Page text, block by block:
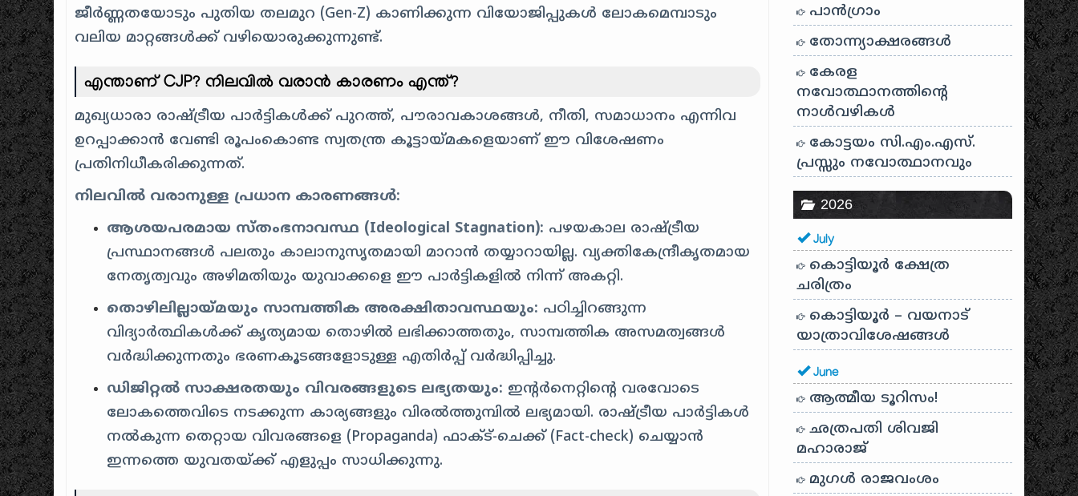
ജീർണ്ണതയോടും പുതിയ തലമുറ (Gen-Z) കാണിക്കുന്ന വിയോജിപ്പുകൾ ലോകമെമ്പാടും
വലിയ മാറ്റങ്ങൾക്ക് വഴിയൊരുക്കുന്നുണ്ട്.
എന്താണ് CJP? നിലവിൽ വരാൻ കാരണം എന്ത്?
മുഖ്യധാരാ രാഷ്ട്രീയ പാർട്ടികൾക്ക് പുറത്ത്, പൗരാവകാശങ്ങൾ, നീതി, സമാധാനം എന്നിവ
ഉറപ്പാക്കാൻ വേണ്ടി രൂപംകൊണ്ട സ്വതന്ത്ര കൂട്ടായ്മകളെയാണ് ഈ വിശേഷണം
പ്രതിനിധീകരിക്കുന്നത്.
നിലവിൽ വരാനുള്ള പ്രധാന കാരണങ്ങൾ:
ആശയപരമായ സ്തംഭനാവസ്ഥ (Ideological Stagnation): പഴയകാല രാഷ്ട്രീയ
പ്രസ്ഥാനങ്ങൾ പലതും കാലാനുസൃതമായി മാറാൻ തയ്യാറായില്ല. വ്യക്തികേന്ദ്രീകൃതമായ
നേതൃത്വവും അഴിമതിയും യുവാക്കളെ ഈ പാർട്ടികളിൽ നിന്ന് അകറ്റി.
തൊഴിലില്ലായ്മയും സാമ്പത്തിക അരക്ഷിതാവസ്ഥയും: പഠിച്ചിറങ്ങുന്ന
വിദ്യാർത്ഥികൾക്ക് കൃത്യമായ തൊഴിൽ ലഭിക്കാത്തതും, സാമ്പത്തിക അസമത്വങ്ങൾ
വർദ്ധിക്കുന്നതും ഭരണകൂടങ്ങളോടുള്ള എതിർപ്പ് വർദ്ധിപ്പിച്ചു.
ഡിജിറ്റൽ സാക്ഷരതയും വിവരങ്ങളുടെ ലഭ്യതയും: ഇന്റർനെറ്റിന്റെ വരവോടെ
ലോകത്തെവിടെ നടക്കുന്ന കാര്യങ്ങളും വിരൽത്തുമ്പിൽ ലഭ്യമായി. രാഷ്ട്രീയ പാർട്ടികൾ
നൽകുന്ന തെറ്റായ വിവരങ്ങളെ (Propaganda) ഫാക്ട്-ചെക്ക് (Fact-check) ചെയ്യാൻ
ഇന്നത്തെ യുവതയ്ക്ക് എളുപ്പം സാധിക്കുന്നു.
പാന്‍ഗ്രാം
തോന്ന്യാക്ഷരങ്ങള്‍
കേരള
നവോത്ഥാനത്തിന്റെ
നാൾവഴികൾ
കോട്ടയം സി.എം.എസ്.
പ്രസ്സും നവോത്ഥാനവും
2026
July
കൊട്ടിയൂർ ക്ഷേത്ര
ചരിത്രം
കൊട്ടിയൂർ – വയനാട്
യാത്രാവിശേഷങ്ങൾ
June
ആത്മീയ ടൂറിസം!
ഛത്രപതി ശിവജി
മഹാരാജ്
മുഗൾ രാജവംശം